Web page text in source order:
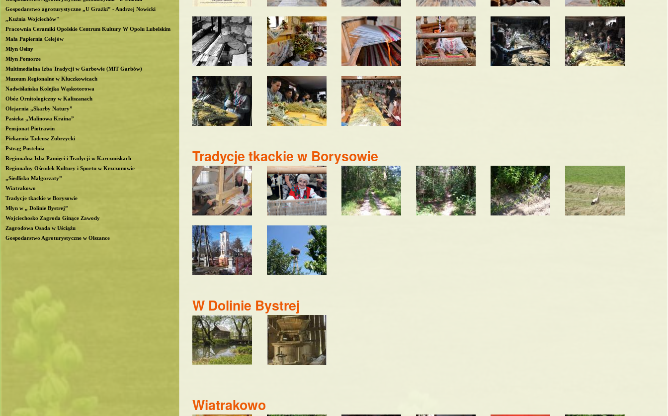
b
n
Tradycje tkackie w Borysowie
W Dolinie Bystrej
Wiatrakowo
Gospodarstwo agroturystyczne „U Grażki” - Andrzej Nowicki
,,Kuźnia Wojciechów"
Pracownia Ceramiki Opolskie Centrum Kultury W Opolu Lubelskim
Mała Papiernia Celejów
Młyn Osiny
Młyn Pomorze
Multimedialna Izba Tradycji w Garbowie (MIT Garbów)
Muzeum Regionalne w Kluczkowicach
Nadwiślańska Kolejka Wąskotorowa
Obóz Ornitologiczny w Kaliszanach
Olejarnia „Skarby Natury”
Pasieka „Malinowa Kraina”
Pensjonat Piotrawin
Piekarnia Tadeusz Zubrzycki
Pstrąg Pustelnia
Regionalna Izba Pamięci i Tradycji w Karczmiskach
Regionalny Ośrodek Kultury i Sportu w Krzczonowie
„Siedlisko Małgorzaty”
Wiatrakowo
Tradycje tkackie w Borysowie
Młyn w „ Dolinie Bystrej”
Wojciechosko Zagroda Ginące Zawody
Zagrodowa Osada w Uściążu
Gospodarstwo Agroturystyczne w Olszance